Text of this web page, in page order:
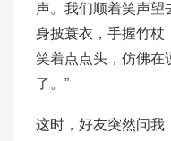
声。我们顺着笑声望
身披蓑衣，手握竹杖
笑着点点头，仿佛在
了。”
这时，好友突然问我